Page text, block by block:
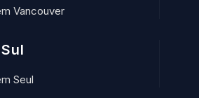
Vancouver
Seul